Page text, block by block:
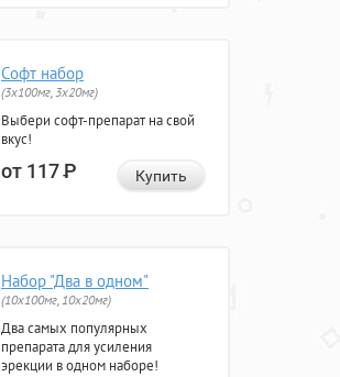
Софт набор
(3x100мг, 3x20мг)
Выбери софт-препарат на свой
вкус!
от 117Р Купить
Набор "Два в одном"
(10x100мг, 10x20мг)
Два самых популярных
препарата для усиления
эрекции в одном наборе!